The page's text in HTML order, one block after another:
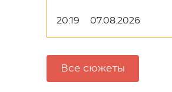
20:19 07.08.2026
Все сюжеты